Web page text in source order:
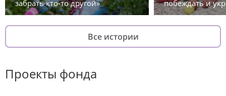
забрать кто-то другой»
побеждать и
Все истории
Проекты фонда